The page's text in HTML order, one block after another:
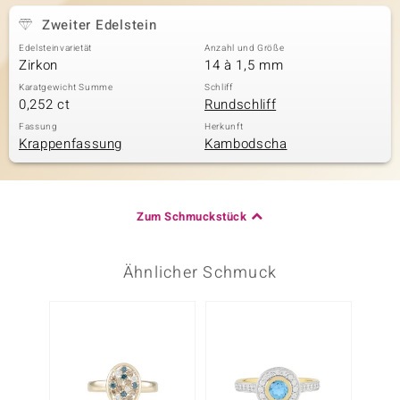
Zweiter Edelstein
Edelsteinvarietät
Zirkon
Anzahl und Größe
14 à 1,5 mm
Karatgewicht Summe
0,252 ct
Schliff
Rundschliff
Fassung
Krappenfassung
Herkunft
Kambodscha
Zum Schmuckstück
Ähnlicher Schmuck